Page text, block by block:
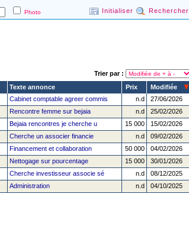
Photo Initialiser Rechercher
Trier par :
Texte annonce Prix
Modifiée
Cabinet comptable agreer commis n.d
27/06/2026
Rencontre femme sur bejaia n.d
25/02/2026
Bejaia rencontres je cherche u 15 000
15/02/2026
Cherche un associer financie n.d
09/02/2026
Financement et collaboration 50 000
04/02/2026
Nettogage sur pourcentage 15 000
30/01/2026
Cherche investisseur associe sé n.d
08/12/2025
Administration n.d 04/10/2025